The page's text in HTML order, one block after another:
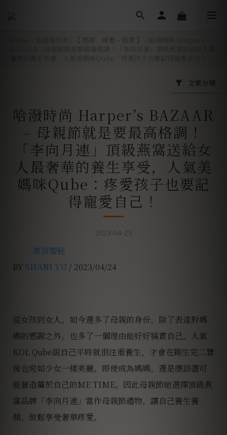
文章分類
哈潑時尚 Harper’s BAZAAR
– 母親節就是要最高格調！
「李向月連」頂級燕窩送給女
人最奢華的養生享受，人氣美
媽咪Qube：疼愛孩子也要記
得寵愛自己！
2023-04-25
美容聖經
BY SHANI YU / 2023/04/24
從女孩到女人，如今還多了母親的身份，除了表達對媽
媽的感謝之外，也多了一個理由能好好犒賞自己。人氣
KOL Qube說自己平時就很注重養生，才會在剛生完二寶
後也宛如少女一樣美麗。即使成為媽媽，還是應該盡可
能營造屬於自己的ME TIME。因此母親節她選擇頂級燕
窩品牌「李向月連」當作母親節禮物，讓自己養生養
顏，放鬆享受奢華疼愛。